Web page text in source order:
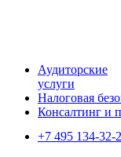
Аудиторские
услуги
Налоговая
Консалтинг и
+7 495 134-32-